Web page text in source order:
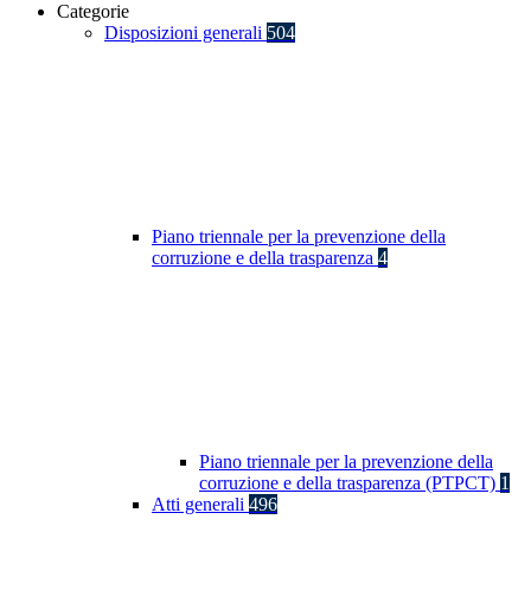
Categorie
Disposizioni generali 504
Piano triennale per la prevenzione della
corruzione e della trasparenza 4
Piano triennale per la prevenzione della
corruzione e della trasparenza (PTPCT) 1
Atti generali 496